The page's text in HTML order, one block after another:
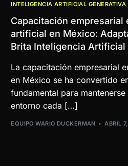
INTELIGENCIA ARTIFICIAL GENERATIVA
Capacitación empresarial
artificial en México:
Brita Inteligencia Artificial
La capacitación empresarial
en México se ha convertido
fundamental para
entorno cada […]
EQUIPO WARIO DUCKERMAN ABRIL